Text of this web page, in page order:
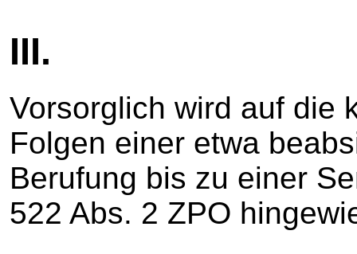
III.
Vorsorglich wird auf die
Folgen einer etwa
Berufung bis zu einer
522 Abs. 2 ZPO